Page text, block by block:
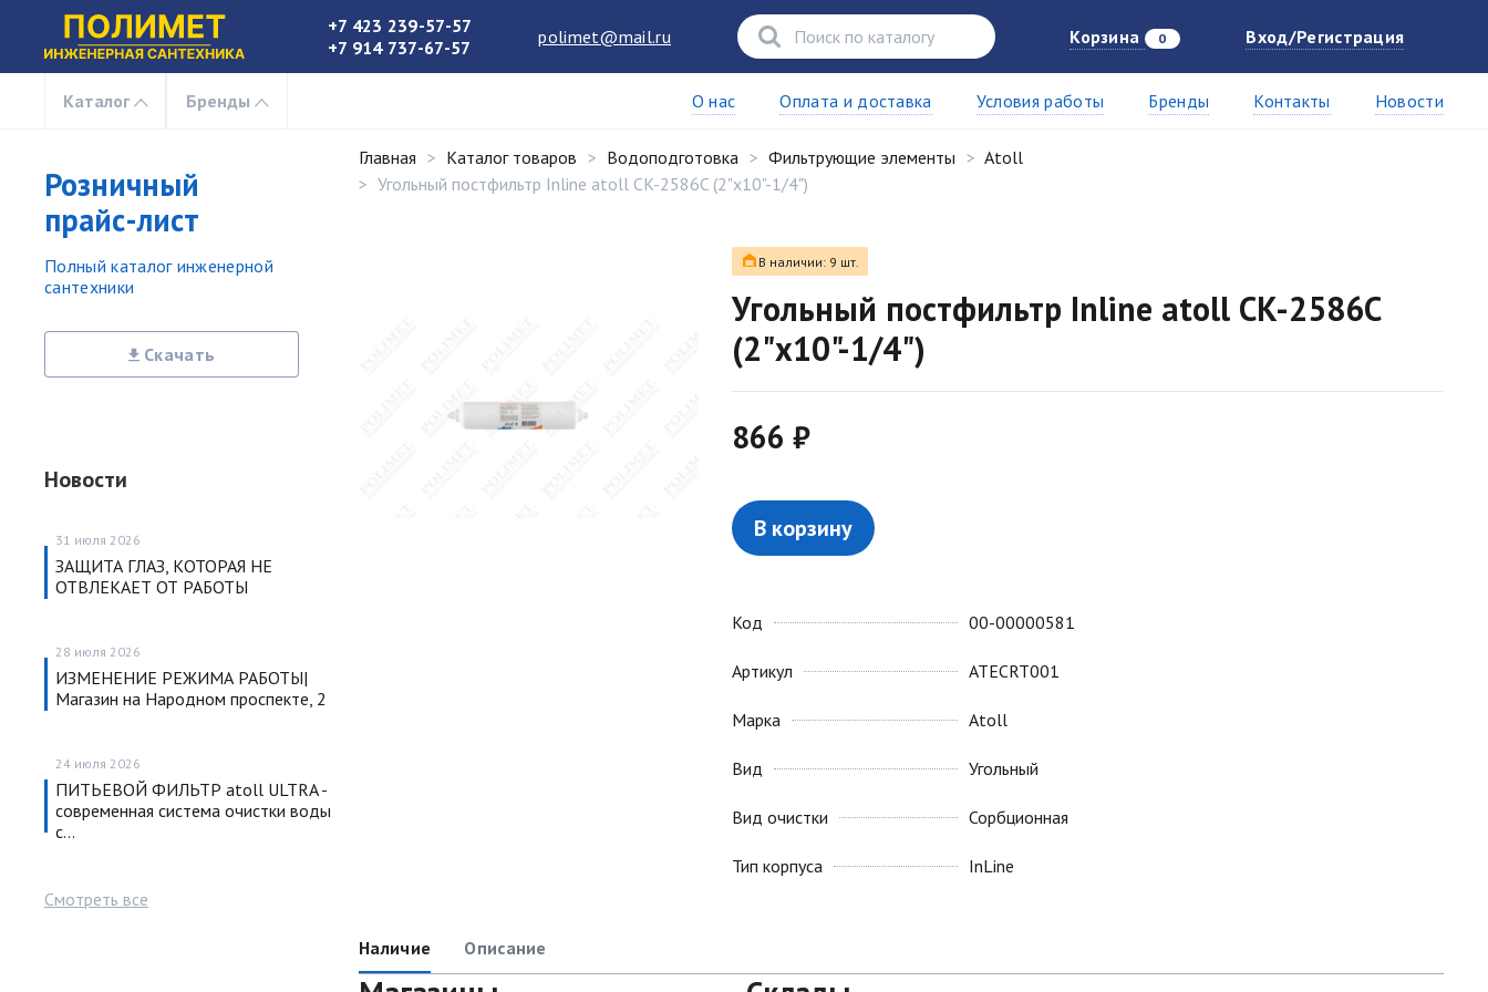
+7 423 239-57-57
+7 914 737-67-57
polimet@mail.ru Корзина 0 Вход/Регистрация
Каталог Бренды О нас Оплата и доставка Условия работы Бренды Контакты Новости
Розничный
прайс-лист
Полный каталог инженерной
сантехники
Скачать
Новости
31 июля 2026
ЗАЩИТА ГЛАЗ, КОТОРАЯ НЕ
ОТВЛЕКАЕТ ОТ РАБОТЫ
28 июля 2026
ИЗМЕНЕНИЕ РЕЖИМА РАБОТЫ|
Магазин на Народном проспекте, 2
24 июля 2026
ПИТЬЕВОЙ ФИЛЬТР atoll ULTRA -
современная система очистки воды
с…
Смотреть все
Главная Каталог товаров Водоподготовка Фильтрующие элементы
Atoll
Угольный постфильтр Inline atoll CK-2586C (2"x10"-1/4")
В наличии: 9 шт.
Угольный постфильтр Inline atoll CK-2586C
(2"x10"-1/4")
866 ₽
В корзину
Код
Артикул
Марка
Вид
Вид очистки
Тип корпуса
00-00000581
ATECRT001
Atoll
Угольный
Сорбционная
InLine
Наличие Описание